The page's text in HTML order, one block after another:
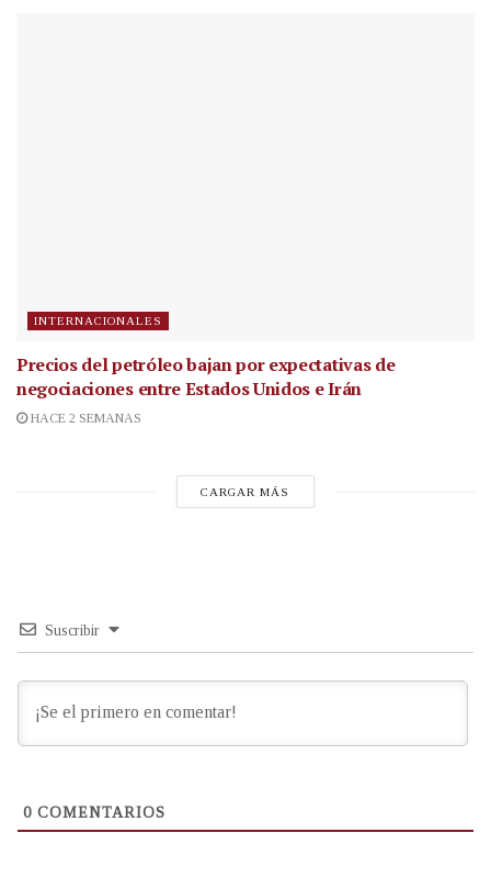
INTERNACIONALES
Precios del petróleo bajan por expectativas de
negociaciones entre Estados Unidos e Irán
HACE 2 SEMANAS
CARGAR MÁS
Suscribir
0 COMENTARIOS